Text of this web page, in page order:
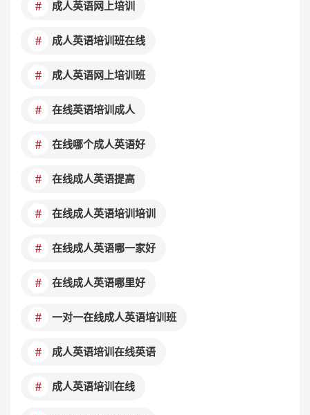
成人英语网上培训
成人英语培训班在线
成人英语网上培训班
在线英语培训成人
在线哪个成人英语好
在线成人英语提高
在线成人英语培训培训
在线成人英语哪一家好
在线成人英语哪里好
一对一在线成人英语培训班
成人英语培训在线英语
成人英语培训在线